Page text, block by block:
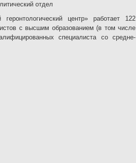
отдел
центр» работает 122
с высшим образованием (в том числе
специалиста со средне-